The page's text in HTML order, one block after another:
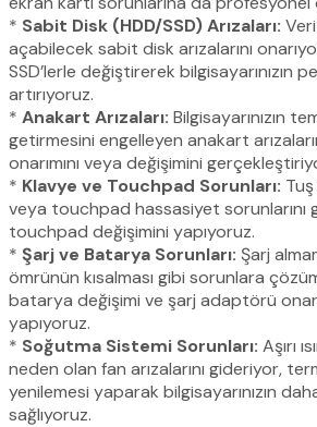
* Sabit Disk (HDD/SSD) Arızaları:
açabilecek sabit disk arızalarını
SSD’lerle değiştirerek bilgisayarınızın
artırıyoruz.
* Anakart Arızaları: Bilgisayarınızın
getirmesini engelleyen anakart
onarımını veya değişimini
* Klavye ve Touchpad Sorunları:
veya touchpad hassasiyet sorunlarını
touchpad değişimini yapıyoruz.
* Şarj ve Batarya Sorunları: Şarj
ömrünün kısalması gibi sorunlara
batarya değişimi ve şarj adaptörü
yapıyoruz.
* Soğutma Sistemi Sorunları: Aşırı
neden olan fan arızalarını gideriyor,
yenilemesi yaparak bilgisayarınızın
sağlıyoruz.